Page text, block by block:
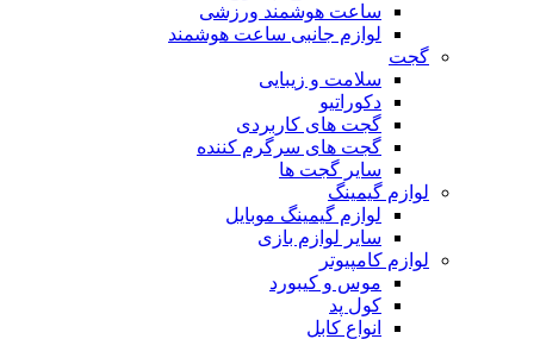
ساعت هوشمند ورزشی
لوازم جانبی ساعت هوشمند
گجت
سلامت و زیبایی
دکوراتیو
گجت های کاربردی
گجت های سرگرم کننده
سایر گجت ها
لوازم گیمینگ
لوازم گیمینگ موبایل
سایر لوازم بازی
لوازم کامپیوتر
موس و کیبورد
کول پد
انواع کابل